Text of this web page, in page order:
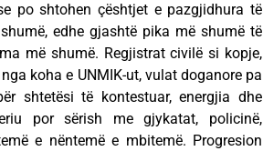
po shtohen çështjet e pazgjidhura të
edhe gjashtë pika më shumë të
më shumë. Regjistrat civilë si kopje,
koha e UNMIK-ut, vulat doganore pa
shtetësi të kontestuar, energjia dhe
por sërish me gjykatat, policinë,
e nëntemë e mbitemë. Progresion